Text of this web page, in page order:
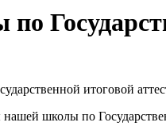
итоговой
школы по